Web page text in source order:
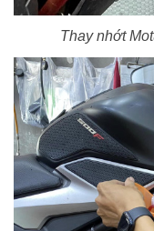
Thay nhớt